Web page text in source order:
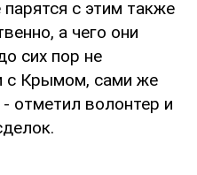
с этим также
а чего они
сих пор не
с Крымом, сами же
отметил волонтер и